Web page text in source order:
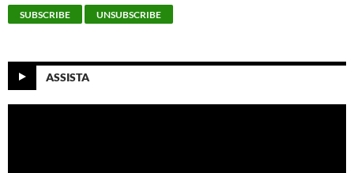
ASSISTA